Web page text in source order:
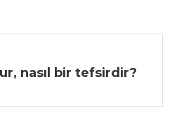
nasıl bir tefsirdir?